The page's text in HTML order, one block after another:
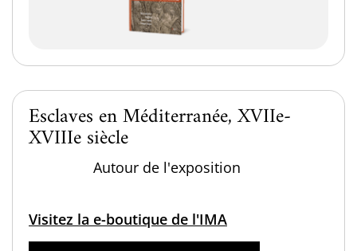
Esclaves en Méditerranée, XVIIe-
XVIIIe siècle
Autour de l'exposition
Visitez la e-boutique de l'IMA